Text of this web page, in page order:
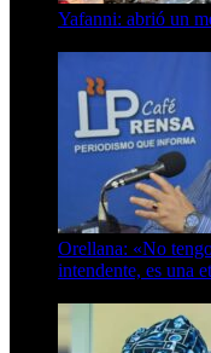
Yafanni: abrió un
Orellana: «No
intendente, es una